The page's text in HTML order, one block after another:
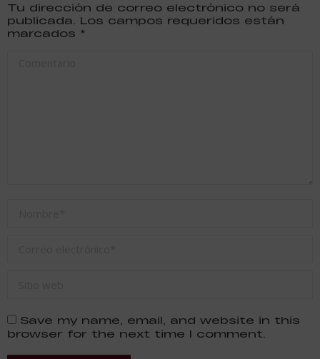
Tu dirección de correo electrónico no será
publicada. Los campos requeridos están
marcados *
Save my name, email, and website in this
browser for the next time I comment.